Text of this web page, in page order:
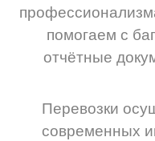
помогаем с
отчётные
Перевозки
современных